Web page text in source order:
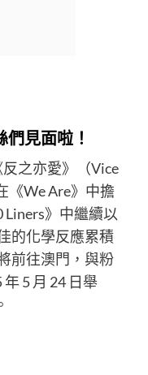
見面啦！
之亦愛》（Vice
《We Are》中擔
》中繼續以
的化學反應累積
前往澳門，與粉
5 月 24 日舉